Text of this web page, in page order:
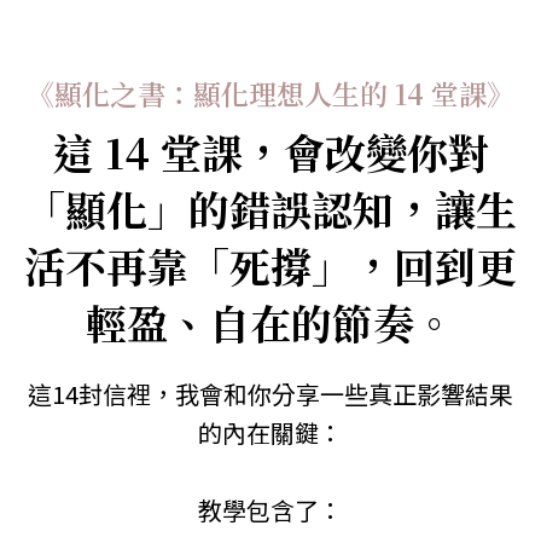
《顯化之書：顯化理想人生的 14 堂課》
這 14 堂課，會改變你對
「顯化」的錯誤認知，讓生
活不再靠「死撐」，回到更
輕盈、自在的節奏。
這14封信裡，我會和你分享一些真正影響結果
的內在關鍵：
教學包含了：